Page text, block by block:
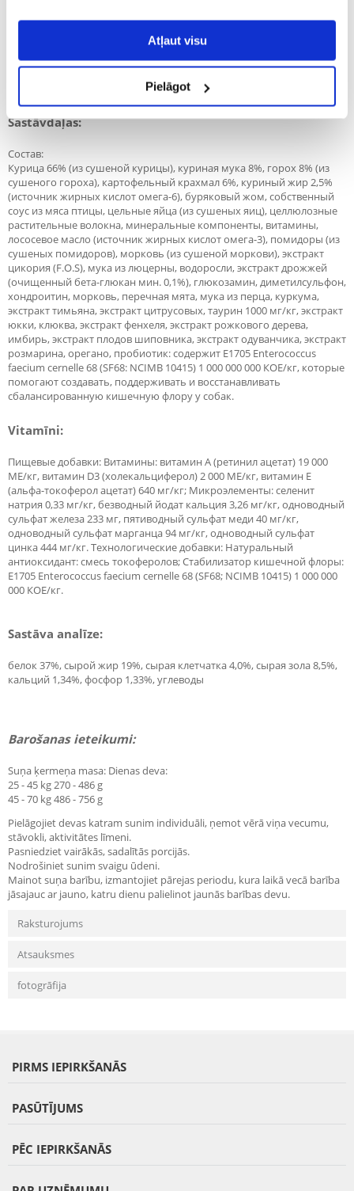
Atļaut visu
Pielāgot
Laša eļļa nodrošina nepiesātinātās omega-3 un -6 taukskābes.
Probiotikas veicina gremošanu
Glikozamīns un hondroitīns
Sastāvdaļas:
Состав:
Курица 66% (из сушеной курицы), куриная мука 8%, горох 8% (из
сушеного гороха), картофельный крахмал 6%, куриный жир 2,5%
(источник жирных кислот омега-6), буряковый жом, собственный
соус из мяса птицы, цельные яйца (из сушеных яиц), целлюлозные
растительные волокна, минеральные компоненты, витамины,
лососевое масло (источник жирных кислот омега-3), помидоры (из
сушеных помидоров), морковь (из сушеной моркови), экстракт
цикория (F.O.S), мука из люцерны, водоросли, экстракт дрожжей
(очищенный бета-глюкан мин. 0,1%), глюкозамин, диметилсульфон,
хондроитин, морковь, перечная мята, мука из перца, куркума,
экстракт тимьяна, экстракт цитрусовых, таурин 1000 мг/кг, экстракт
юкки, клюква, экстракт фенхеля, экстракт рожкового дерева,
имбирь, экстракт плодов шиповника, экстракт одуванчика, экстракт
розмарина, орегано, пробиотик: содержит E1705 Enterococcus
faecium cernelle 68 (SF68: NCIMB 10415) 1 000 000 000 КОЕ/кг, которые
помогают создавать, поддерживать и восстанавливать
сбалансированную кишечную флору у собак.
Vitamīni:
Пищевые добавки: Витамины: витамин A (ретинил ацетат) 19 000
МЕ/кг, витамин D3 (холекальциферол) 2 000 МЕ/кг, витамин E
(альфа-токоферол ацетат) 640 мг/кг; Микроэлементы: селенит
натрия 0,33 мг/кг, безводный йодат кальция 3,26 мг/кг, одноводный
сульфат железа 233 мг, пятиводный сульфат меди 40 мг/кг,
одноводный сульфат марганца 94 мг/кг, одноводный сульфат
цинка 444 мг/кг. Технологические добавки: Натуральный
антиоксидант: смесь токоферолов; Стабилизатор кишечной флоры:
E1705 Enterococcus faecium cernelle 68 (SF68; NCIMB 10415) 1 000 000
000 КОЕ/кг.
Sastāva analīze:
белок 37%, сырой жир 19%, сырая клетчатка 4,0%, сырая зола 8,5%,
кальций 1,34%, фосфор 1,33%, углеводы
Barošanas ieteikumi:
Suņa ķermeņa masa: Dienas deva:
25 - 45 kg 270 - 486 g
45 - 70 kg 486 - 756 g
Pielāgojiet devas katram sunim individuāli, ņemot vērā viņa vecumu,
stāvokli, aktivitātes līmeni.
Pasniedziet vairākās, sadalītās porcijās.
Nodrošiniet sunim svaigu ūdeni.
Mainot suņa barību, izmantojiet pārejas periodu, kura laikā vecā barība
jāsajauc ar jauno, katru dienu palielinot jaunās barības devu.
Raksturojums
Atsauksmes
fotogrāfija
PIRMS IEPIRKŠANĀS
PASŪTĪJUMS
PĒC IEPIRKŠANĀS